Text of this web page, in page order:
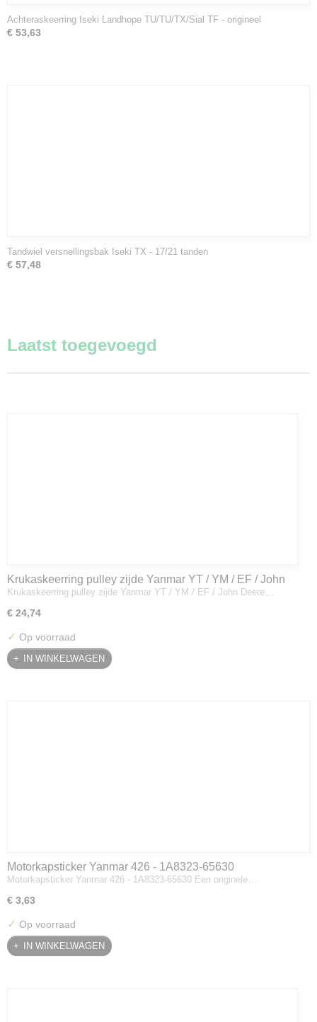
Achteraskeerring Iseki Landhope TU/TU/TX/Sial TF - origineel
€ 53,63
Tandwiel versnellingsbak Iseki TX - 17/21 tanden
€ 57,48
Laatst toegevoegd
Krukaskeerring pulley zijde Yanmar YT / YM / EF / John
Deere - 119934-01800
Krukaskeerring pulley zijde Yanmar YT / YM / EF / John Deere…
€ 24,74
✓ Op voorraad
IN WINKELWAGEN
Motorkapsticker Yanmar 426 - 1A8323-65630
Motorkapsticker Yanmar 426 - 1A8323-65630 Een originele…
€ 3,63
✓ Op voorraad
IN WINKELWAGEN